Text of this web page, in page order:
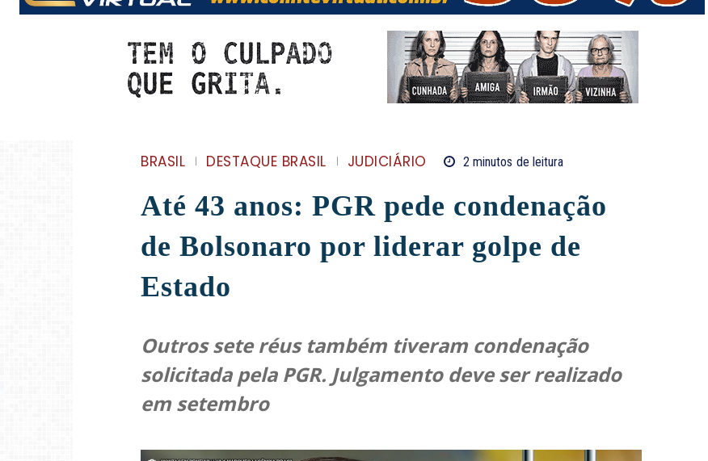
BRASIL DESTAQUE BRASIL JUDICIÁRIO 2 minutos de leitura
Até 43 anos: PGR pede condenação
de Bolsonaro por liderar golpe de
Estado
Outros sete réus também tiveram condenação
solicitada pela PGR. Julgamento deve ser realizado
em setembro